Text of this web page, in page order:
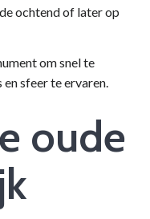
ochtend of later op
om snel te
sfeer te ervaren.
oude